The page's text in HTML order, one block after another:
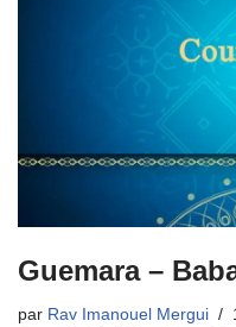
Guemara –
par Rav Imanouel Mergui